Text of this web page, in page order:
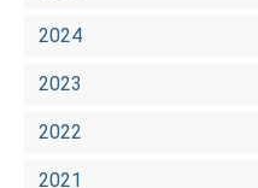
2024
2023
2022
2021